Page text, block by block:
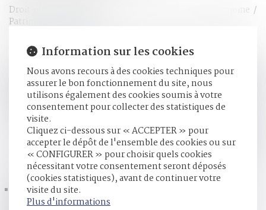
Droit de la famille, des personnes et de leur patrimoine /
Patrimoine et succession
Le règlement d’échéances d’emprunts pour l’achat d’un
bien indivis, effectué par un indivisaire avec ses deniers
personnels durant l’indivision, est une dépense de
conservation donnant lieu à indemnité, peu important que
le prêt soit un prêt amortissable ou un crédit relais.
suite
HISTORIQUE
Loi relative à la protection des enfants : les principales
dispositions
Information sur les cookies
Nous avons recours à des cookies techniques pour
assurer le bon fonctionnement du site, nous
utilisons également des cookies soumis à votre
consentement pour collecter des statistiques de
visite.
Cliquez ci-dessous sur « ACCEPTER » pour
accepter le dépôt de l'ensemble des cookies ou sur
« CONFIGURER » pour choisir quels cookies
nécessitant votre consentement seront déposés
(cookies statistiques), avant de continuer votre
visite du site.
Plus d'informations